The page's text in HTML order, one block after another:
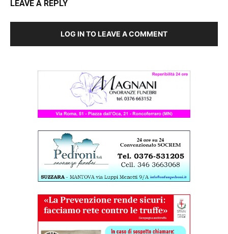
LEAVE A REPLY
LOG IN TO LEAVE A COMMENT